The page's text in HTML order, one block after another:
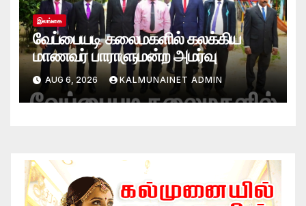
இலங்கை
வேப்பையடி கலைமகளில் கலக்கிய
மாணவர் பாராளுமன்ற அமர்வு
AUG 6, 2026 KALMUNAINET ADMIN